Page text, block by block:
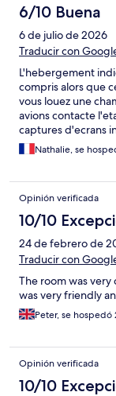
6/10 Buena
6 de julio de 2026
Traducir con
L'hebergement
compris alors que
vous louez une
avions contacte
captures d'ecrans
nous n'avons pas
avions aussi
deception, etant
etaient nos criteres
coup leur annonce
ad'apparaitre
donne le nombre
de croire que ce
dans le jaccuzy a
sont spatieuses et
commentaires
Nathalie, se
Opinión verificada
10/10
24 de febrero de
Traducir con
The room was very
was very friendly
Peter, se hospedó
Opinión verificada
10/10